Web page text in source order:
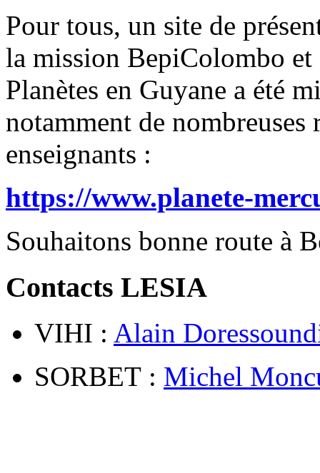
Pour tous, un site de
la mission BepiColombo
Planètes en Guyane a été
notamment de nombreuses
enseignants :
https://www.planete-
Souhaitons bonne route à
Contacts LESIA
VIHI : Alain
SORBET : Michel